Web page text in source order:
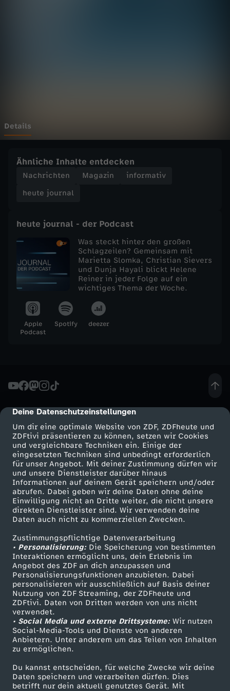
cmp-dialog-description
Deine Datenschutzeinstellungen
Um dir eine optimale Website von ZDF, ZDFheute und
ZDFtivi präsentieren zu können, setzen wir Cookies
und vergleichbare Techniken ein. Einige der
eingesetzten Techniken sind unbedingt erforderlich
für unser Angebot. Mit deiner Zustimmung dürfen wir
und unsere Dienstleister darüber hinaus
Informationen auf deinem Gerät speichern und/oder
abrufen. Dabei geben wir deine Daten ohne deine
Einwilligung nicht an Dritte weiter, die nicht unsere
direkten Dienstleister sind. Wir verwenden deine
Daten auch nicht zu kommerziellen Zwecken.
Zustimmungspflichtige Datenverarbeitung
• Personalisierung:Die Speicherung von bestimmten
Interaktionen ermöglicht uns, dein Erlebnis im
Angebot des ZDF an dich anzupassen und
Personalisierungsfunktionen anzubieten. Dabei
personalisieren wir ausschließlich auf Basis deiner
Nutzung von ZDF Streaming, der ZDFheute und
ZDFtivi. Daten von Dritten werden von uns nicht
verwendet.
• Social Media und externe Drittsysteme:Wir nutzen
Social-Media-Tools und Dienste von anderen
Anbietern. Unter anderem um das Teilen von Inhalten
zu ermöglichen.
Du kannst entscheiden, für welche Zwecke wir deine
Daten speichern und verarbeiten dürfen. Dies
betrifft nur dein aktuell genutztes Gerät. Mit
-
e
t
e
j
o
u
n
l
v
o
m
0
9
.
0
6
.
2
Details
Ähnliche Inhalte entdecken
Nachrichten Magazin
informativ
heute journal
heute journal - der Podcast
Was steckt hinter den großen
Schlagzeilen? Gemeinsam mit
Marietta Slomka, Christian Sievers
und Dunja Hayali blickt Helene
Reiner in jeder Folge auf ein
wichtiges Thema der Woche.
Apple
Podcast
Spotify deezer
Mehr ZDF
ZDF-Apps
Smart TV
ZDFtext
Livestreams
Sendungen A-Z
TV-Programm
Service
ZDFmitreden
Kontakt zum ZDF
Tickets
Zuschauerservice
Hilfe
ZDF Unternehmen
Karriere
ZDF goes Schule